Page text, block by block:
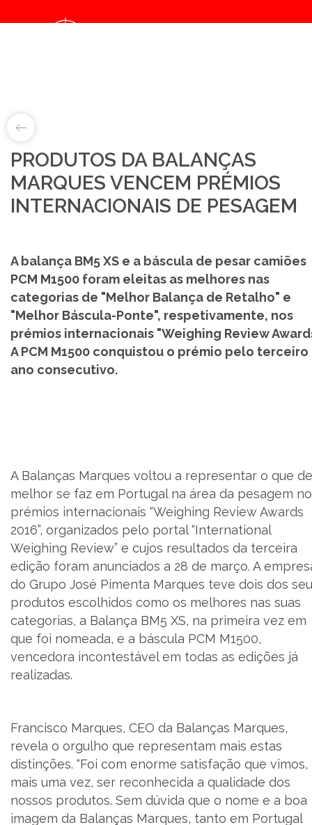
/home/balancasmarques/public_html/noticias/details.php
PRODUTOS
SOBRE NÓS
LOJA ONLINE
SUPORTE
MARQUES ACADEMY
CONTACTOS
RECRUTAMENTO
BLOG
LIVRO DE RECLAMAÇÕES
PT
PRODUTOS DA BALANÇAS
MARQUES VENCEM PRÉMIOS
INTERNACIONAIS DE PESAGEM
A balança BM5 XS e a báscula de pesar camiões
PCM M1500 foram eleitas as melhores nas
categorias de "Melhor Balança de Retalho" e
"Melhor Báscula-Ponte", respetivamente, nos
prémios internacionais "Weighing Review
A PCM M1500 conquistou o prémio pelo terceiro
ano consecutivo.
A Balanças Marques voltou a representar o que de
melhor se faz em Portugal na área da pesagem
prémios internacionais “Weighing Review Awards
2016”, organizados pelo portal “International
Weighing Review” e cujos resultados da terceira
edição foram anunciados a 28 de março. A
do Grupo José Pimenta Marques teve dois dos
produtos escolhidos como os melhores nas suas
categorias, a Balança BM5 XS, na primeira vez em
que foi nomeada, e a báscula PCM M1500,
vencedora incontestável em todas as edições já
realizadas.
Francisco Marques, CEO da Balanças Marques,
revela o orgulho que representam mais estas
distinções. “Foi com enorme satisfação que vimos,
mais uma vez, ser reconhecida a qualidade dos
nossos produtos. Sem dúvida que o nome e a boa
imagem da Balanças Marques, tanto em Portugal